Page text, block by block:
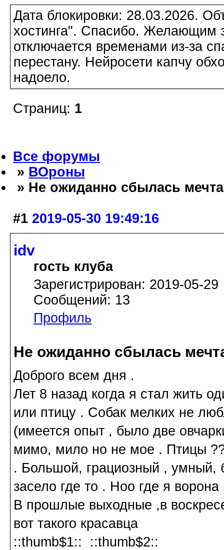
Дата блокировки: 28.03.2026.
хостинга". Спасибо. Желающим
отключается временами из-за
перестану. Нейросети капчу
надоело.
Страниц: 1
Все форумы
» ВОроны
» Не ожиданно сбылась
#1 2019-05-30 19:49:16
idv
гость клуба
Зарегистрирован: 2019-05-29
Сообщений: 13
Профиль
Не ожиданно сбылась
Доброго всем дня .
Лет 8 назад когда я стал жить
или птицу . Собак мелких не
(имеется опыт , было две
мимо, мило но не мое . Птицы
. Большой, грациозный , умный,
засело где то . Ноо где я
В прошлые выходные ,в
вот такого красавца
::thumb$1:: ::thumb$2::